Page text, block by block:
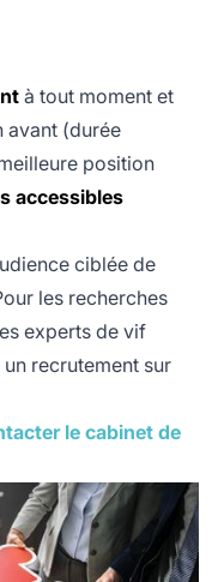
à tout moment et
avant (durée
position
accessibles
ciblée de
les recherches
experts de vif
recrutement sur
le cabinet de